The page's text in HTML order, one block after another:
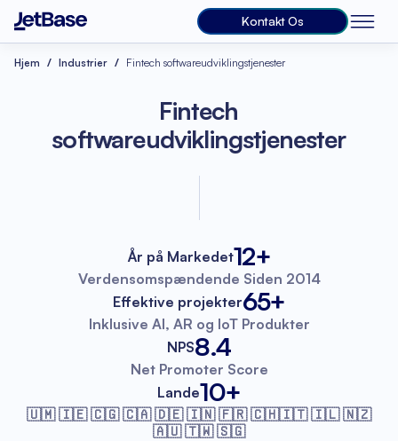
Kontakt Os
Hjem Industrier Fintech softwareudviklingstjenester
Fintech
softwareudviklingstjenester
År på Markedet12+
Verdensomspændende Siden 2014
Effektive projekter65+
Inklusive AI, AR og IoT Produkter
NPS8.4
Net Promoter Score
Lande10+
🇺🇲 🇮🇪 🇨🇬 🇨🇦 🇩🇪 🇮🇳 🇫🇷🇨🇭🇮🇹 🇮🇱 🇳🇿
🇦🇺 🇹🇼 🇸🇬